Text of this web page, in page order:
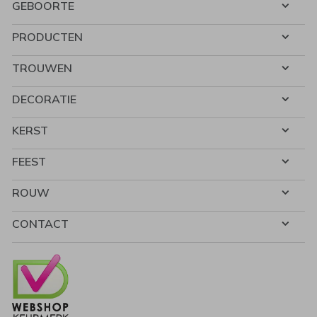
GEBOORTE
PRODUCTEN
TROUWEN
DECORATIE
KERST
FEEST
ROUW
CONTACT